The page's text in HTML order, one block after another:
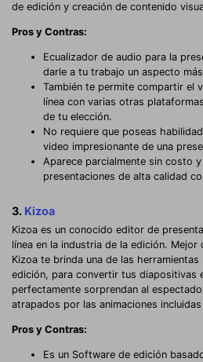
de edición y creación de contenido
Pros y Contras:
Ecualizador de audio para la
darle a tu trabajo un aspecto
También te permite compartir el
línea con varias otras
de tu elección.
No requiere que poseas
video impresionante de una
Aparece parcialmente sin costo
presentaciones de alta calidad
3. Kizoa
Kizoa es un conocido editor de
línea en la industria de la edición.
Kizoa te brinda una de las herramientas
edición, para convertir tus diapositivas
perfectamente sorprendan al
atrapados por las animaciones
Pros y Contras:
Es un Software de edición